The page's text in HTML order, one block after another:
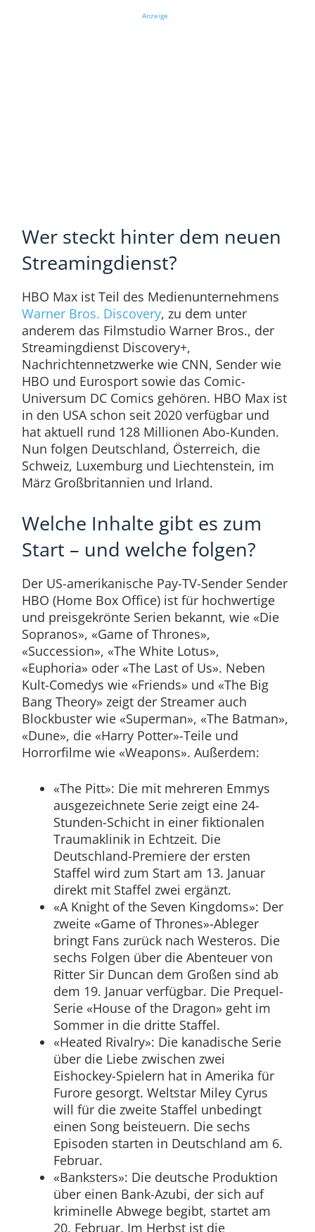
Anzeige
Wer steckt hinter dem neuen
Streamingdienst?
HBO Max ist Teil des Medienunternehmens
Warner Bros. Discovery, zu dem unter
anderem das Filmstudio Warner Bros., der
Streamingdienst Discovery+,
Nachrichtennetzwerke wie CNN, Sender wie
HBO und Eurosport sowie das Comic-
Universum DC Comics gehören. HBO Max ist
in den USA schon seit 2020 verfügbar und
hat aktuell rund 128 Millionen Abo-Kunden.
Nun folgen Deutschland, Österreich, die
Schweiz, Luxemburg und Liechtenstein, im
März Großbritannien und Irland.
Welche Inhalte gibt es zum
Start – und welche folgen?
Der US-amerikanische Pay-TV-Sender Sender
HBO (Home Box Office) ist für hochwertige
und preisgekrönte Serien bekannt, wie «Die
Sopranos», «Game of Thrones»,
«Succession», «The White Lotus»,
«Euphoria» oder «The Last of Us». Neben
Kult-Comedys wie «Friends» und «The Big
Bang Theory» zeigt der Streamer auch
Blockbuster wie «Superman», «The Batman»,
«Dune», die «Harry Potter»-Teile und
Horrorfilme wie «Weapons». Außerdem:
«The Pitt»: Die mit mehreren Emmys
ausgezeichnete Serie zeigt eine 24-
Stunden-Schicht in einer fiktionalen
Traumaklinik in Echtzeit. Die
Deutschland-Premiere der ersten
Staffel wird zum Start am 13. Januar
direkt mit Staffel zwei ergänzt.
«A Knight of the Seven Kingdoms»: Der
zweite «Game of Thrones»-Ableger
bringt Fans zurück nach Westeros. Die
sechs Folgen über die Abenteuer von
Ritter Sir Duncan dem Großen sind ab
dem 19. Januar verfügbar. Die Prequel-
Serie «House of the Dragon» geht im
Sommer in die dritte Staffel.
«Heated Rivalry»: Die kanadische Serie
über die Liebe zwischen zwei
Eishockey-Spielern hat in Amerika für
Furore gesorgt. Weltstar Miley Cyrus
will für die zweite Staffel unbedingt
einen Song beisteuern. Die sechs
Episoden starten in Deutschland am 6.
Februar.
«Banksters»: Die deutsche Produktion
über einen Bank-Azubi, der sich auf
kriminelle Abwege begibt, startet am
20. Februar. Im Herbst ist die